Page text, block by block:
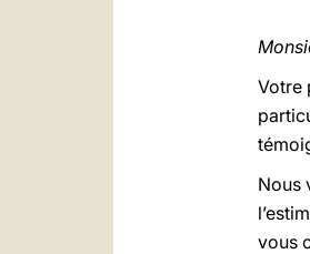
Votre
Nous
vous